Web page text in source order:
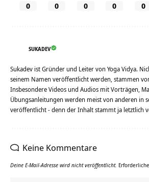
0 0 0 0 0
SUKADEV
Sukadev ist Gründer und Leiter von Yoga Vidya.
seinem Namen veröffentlicht werden, stammen
Insbesondere Videos und Audios mit Vorträgen,
Übungsanleitungen werden meist von anderen in
veröffentlicht - denn der Inhalt stammt ja letztlich
Keine Kommentare
Deine E-Mail-Adresse wird nicht veröffentlicht.